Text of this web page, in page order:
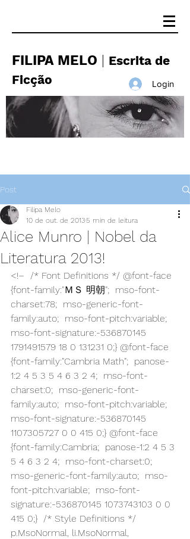
FILIPA MELO
Escrita de
Ficção
Login
Post
Alice Munro | Nobel da
Literatura 2013!
Filipa Melo
10 de out. de 20135 min de leitura
<!–  /* Font Definitions */ @font-face
{font-family:"ＭＳ 明朝";  mso-font-
charset:78;  mso-generic-font-
family:auto;  mso-font-pitch:variable;
mso-font-signature:-536870145
1791491579 18 0 131231 0;} @font-face
{font-family:"Cambria Math";  panose-
1:2 4 5 3 5 4 6 3 2 4;  mso-font-
charset:0;  mso-generic-font-
family:auto;  mso-font-pitch:variable;
mso-font-signature:-536870145
1107305727 0 0 415 0;} @font-face
{font-family:Cambria;  panose-1:2 4 5 3
5 4 6 3 2 4;  mso-font-charset:0;
mso-generic-font-family:auto;  mso-
font-pitch:variable;  mso-font-
signature:-536870145 1073743103 0 0
415 0;}  /* Style Definitions */
p.MsoNormal, li.MsoNormal,